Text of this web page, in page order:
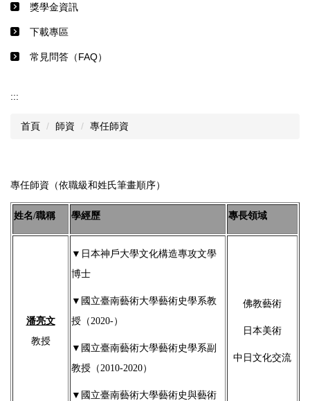
獎學金資訊
下載專區
常見問答（FAQ）
:::
首頁 師資 專任師資
專任師資（依職級和姓氏筆畫順序）
姓名/職稱 學經歷 專長領域
潘亮文
教授
▼ 日本神戶大學文化構造專攻文學
博士
▼國立臺南藝術大學藝術史學系教
授（2020-）
▼ 國立臺南藝術大學藝術史學系副
教授（2010-2020）
▼ 國立臺南藝術大學藝術史與藝術
佛教藝術
日本美術
中日文化交流